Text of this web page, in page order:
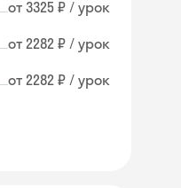
от 3325 ₽ / урок
от 2282 ₽ / урок
от 2282 ₽ / урок